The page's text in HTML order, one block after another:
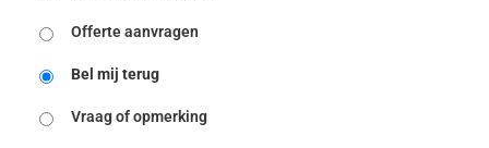
Offerte aanvragen
Bel mij terug
Vraag of opmerking